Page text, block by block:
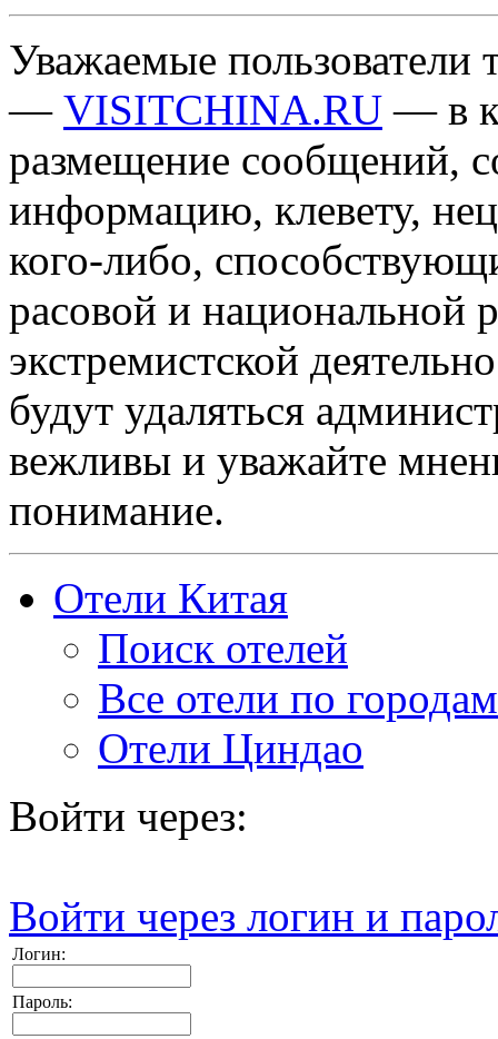
Уважаемые пользователи
— VISITCHINA.RU — в
размещение сообщений,
информацию, клевету,
кого-либо,
расовой и национальной
экстремистской
будут удаляться
вежливы и уважайте
понимание.
Отели Китая
Поиск отелей
Все отели по городам
Отели Циндао
Войти через:
Войти через логин и
Логин:
Пароль: